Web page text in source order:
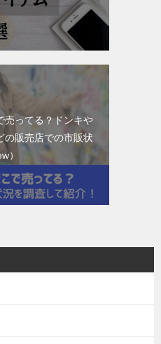
売ってる？ドンキや
の販売店での市販状
）